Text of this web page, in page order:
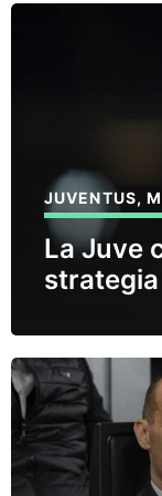
JUVENTUS,
La Juve